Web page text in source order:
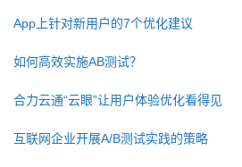
App上针对新用户的7个优化建议
如何高效实施AB测试？
合力云通“云眼”让用户体验优化看得见
互联网企业开展A/B测试实践的策略